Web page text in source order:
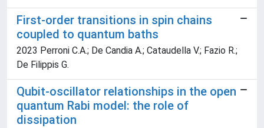
First-order transitions in spin chains
coupled to quantum baths
2023 Perroni C.A.; De Candia A.; Cataudella V.; Fazio R.;
De Filippis G.
Qubit-oscillator relationships in the open
quantum Rabi model: the role of
dissipation